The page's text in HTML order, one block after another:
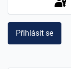
Přihlásit se